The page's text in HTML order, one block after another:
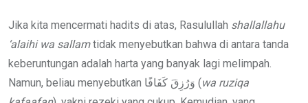
Jika kita mencermati hadits di atas, Rasulullah shallallahu
‘alaihi wa sallamtidak menyebutkan bahwa di antara tanda
keberuntungan adalah harta yang banyak lagi melimpah.
Namun, beliau menyebutkan وَرُزِقَ كَفَافًا (wa ruziqa